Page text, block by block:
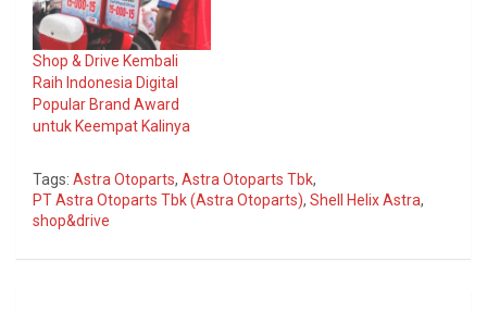
memenuhi kebutuhan
pelanggan setianya yang
ingin dan hanya bisa
melakukan perawatan
kendaraannya di hari libur.
David Anthonius, Retail
Division Head Astra
kami ingin selalu…
Shop & Drive Kembali
Raih Indonesia Digital
Popular Brand Award
untuk Keempat Kalinya
Tags: Astra Otoparts, Astra Otoparts Tbk,
PT Astra Otoparts Tbk (Astra Otoparts), Shell Helix Astra,
shop&drive